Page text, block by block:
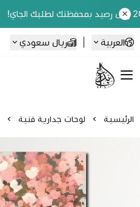
العربية ريال سعودي
Ebbdaa art
الرئيسية لوحات جدارية فنية